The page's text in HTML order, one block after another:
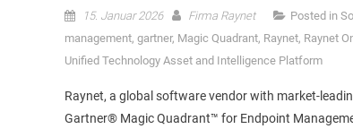
15. Januar 2026 Firma Raynet Posted in
management, gartner, Magic Quadrant, Raynet, Raynet
Unified Technology Asset and Intelligence Platform
Raynet, a global software vendor with market-
Gartner® Magic Quadrant™ for Endpoint